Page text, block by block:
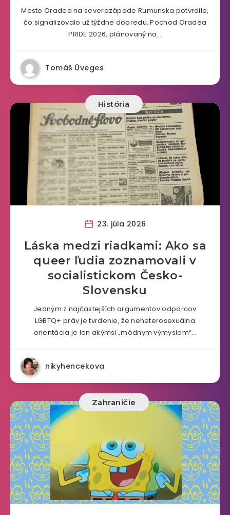
Mesto Oradea na severozápade Rumunska potvrdilo,
čo signalizovalo už týždne dopredu. Pochod Oradea
PRIDE 2026, plánovaný na…
Tomáš Üveges
História
23. júla 2026
Láska medzi riadkami: Ako sa
queer ľudia zoznamovali v
socialistickom Česko-
Slovensku
Jedným z najčastejších argumentov odporcov
LGBTQ+ práv je tvrdenie, že neheterosexuálna
orientácia je len akýmsi „módnym výmyslom“…
nikyhencekova
Zahraničie